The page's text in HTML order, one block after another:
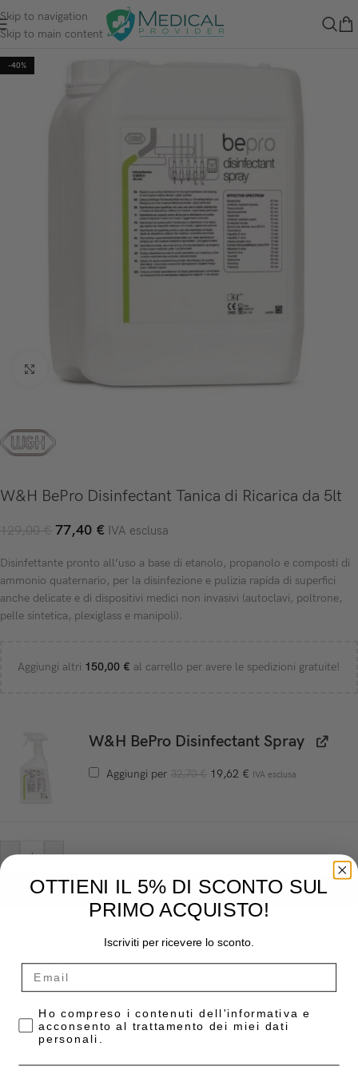
Skip to navigation
Skip to main content
-40%
W&H BePro Disinfectant Tanica di Ricarica da 5lt
129,00€ 77,40 € IVA esclusa
Disinfettante pronto all’uso a base di etanolo, propanolo e composti di
ammonio quaternario, per la disinfezione e pulizia rapida di superfici
anche delicate e di dispositivi medici non invasivi (autoclavi, poltrone,
pelle sintetica, plexiglass e manipoli).
Aggiungi altri 150,00 € al carrello per avere le spedizioni gratuite!
W&H BePro Disinfectant Spray
Aggiungi per 32,70€ 19,62 € IVA esclusa
- +
AGGIUNGI AL CARRELLO
Categoria: Sterilizzazione e Pulizia
Descrizione
Disinfettante pronto all’uso a base di etanolo, propanolo e composti di
OTTIENI IL 5% DI SCONTO SUL
PRIMO ACQUISTO!
Iscriviti per ricevere lo sconto.
Privacy Policy
Ho compreso i contenuti dell'informativa e
acconsento al trattamento dei miei dati
personali.